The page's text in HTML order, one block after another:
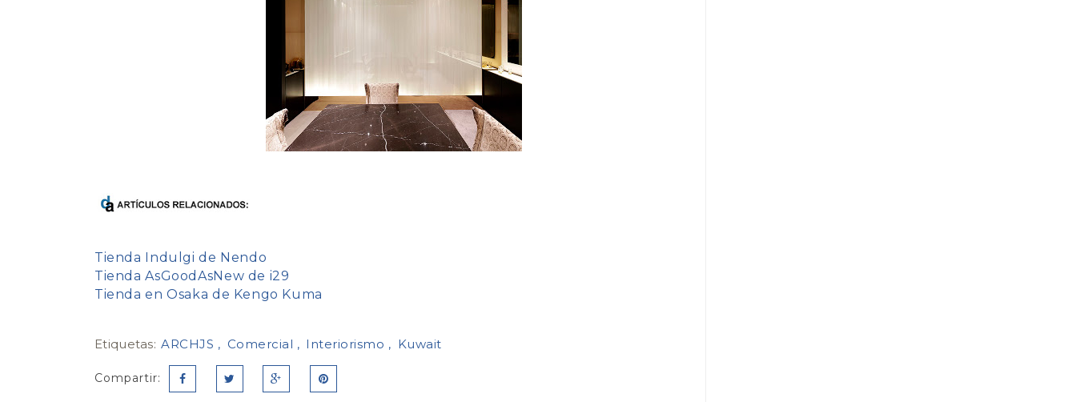
Tienda Indulgi de Nendo
Tienda AsGoodAsNew de i29
Tienda en Osaka de Kengo Kuma
Etiquetas: ARCHJS Comercial Interiorismo Kuwait
Compartir: